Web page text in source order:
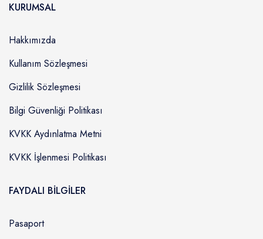
KURUMSAL
Hakkımızda
Kullanım Sözleşmesi
Gizlilik Sözleşmesi
Bilgi Güvenliği Politikası
KVKK Aydınlatma Metni
KVKK İşlenmesi Politikası
FAYDALI BİLGİLER
Pasaport